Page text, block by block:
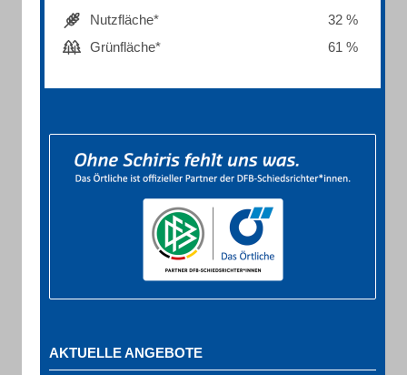
Nutzfläche*
32 %
Grünfläche*
61 %
AKTUELLE ANGEBOTE